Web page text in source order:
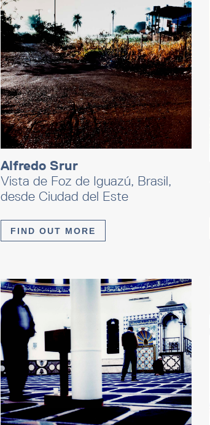
Alfredo Srur
Vista de Foz de Iguazú, Brasil,
desde Ciudad del Este
FIND OUT MORE